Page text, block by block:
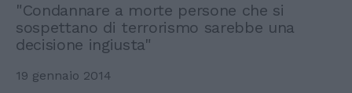
"Condannare a morte persone che si
sospettano di terrorismo sarebbe una
decisione ingiusta"
19 gennaio 2014